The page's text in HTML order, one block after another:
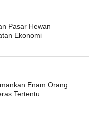
Pasar Hewan
Ekonomi
Enam Orang
Tertentu